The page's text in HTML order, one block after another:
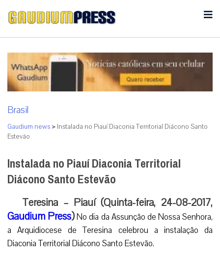
Brasil
Gaudium news > Instalada no Piauí Diaconia Territorial Diácono Santo
Estevão
Instalada no Piauí Diaconia Territorial
Diácono Santo Estevão
Teresina – Piauí (Quinta-feira, 24-08-2017,
Gaudium Press)No dia da Assunção de Nossa Senhora,
a Arquidiocese de Teresina celebrou a instalação da
Diaconia Territorial Diácono Santo Estevão.